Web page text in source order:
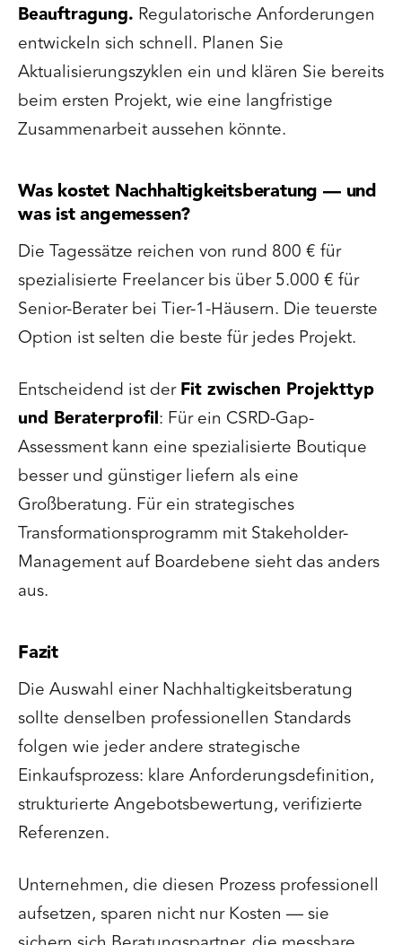
Beauftragung. Regulatorische Anforderungen
entwickeln sich schnell. Planen Sie
Aktualisierungszyklen ein und klären Sie bereits
beim ersten Projekt, wie eine langfristige
Zusammenarbeit aussehen könnte.
Was kostet Nachhaltigkeitsberatung — und
was ist angemessen?
Die Tagessätze reichen von rund 800 € für
spezialisierte Freelancer bis über 5.000 € für
Senior-Berater bei Tier-1-Häusern. Die teuerste
Option ist selten die beste für jedes Projekt.
Entscheidend ist derFit zwischen Projekttyp
und Beraterprofil: Für ein CSRD-Gap-
Assessment kann eine spezialisierte Boutique
besser und günstiger liefern als eine
Großberatung. Für ein strategisches
Transformationsprogramm mit Stakeholder-
Management auf Boardebene sieht das anders
aus.
Fazit
Die Auswahl einer Nachhaltigkeitsberatung
sollte denselben professionellen Standards
folgen wie jeder andere strategische
Einkaufsprozess: klare Anforderungsdefinition,
strukturierte Angebotsbewertung, verifizierte
Referenzen.
Unternehmen, die diesen Prozess professionell
aufsetzen, sparen nicht nur Kosten — sie